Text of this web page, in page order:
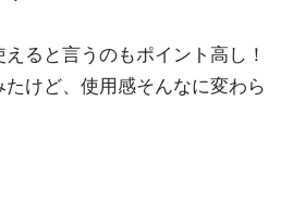
ると言うのもポイント高し！
けど、使用感そんなに変わら